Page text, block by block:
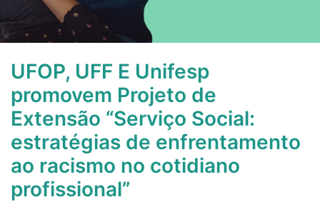
UFOP, UFF E Unifesp
promovem Projeto de
Extensão “Serviço Social:
estratégias de enfrentamento
ao racismo no cotidiano
profissional”